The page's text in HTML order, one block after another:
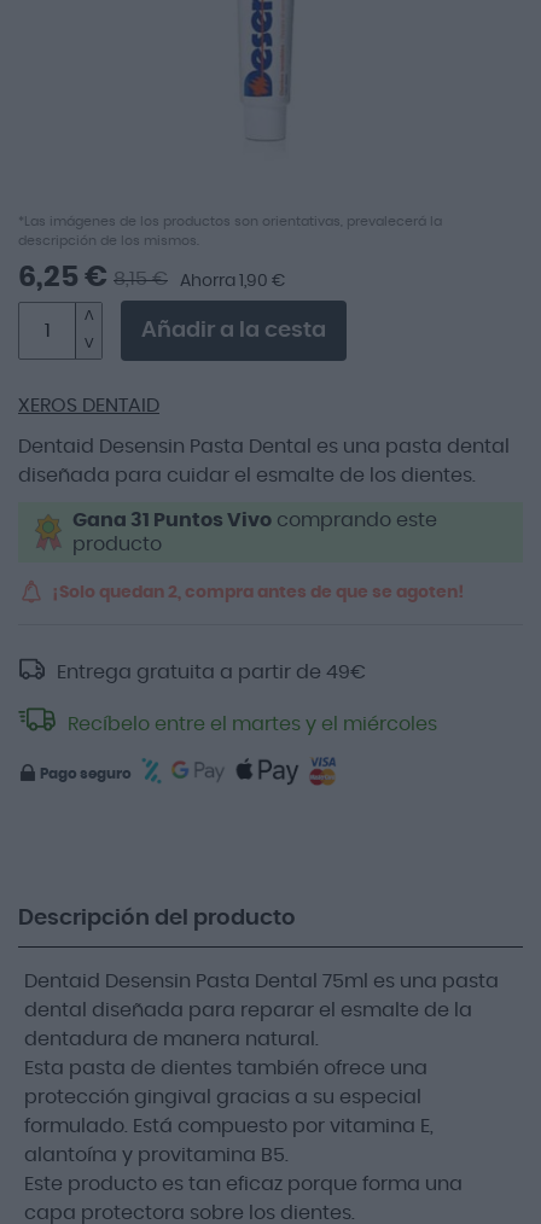
Saltar
al
comienzo
de
galería
de
*Las imágenes de los productos son orientativas, prevalecerá la
descripción de los mismos.
XEROS DENTAID
Dentaid Desensin Pasta Dental es una pasta dental
diseñada para cuidar el esmalte de los dientes.
Gana 31 Puntos Vivo comprando este
producto
6,25 € 8,15 € Ahorra 1,90 €
Añadir a la cesta
¡Solo quedan 2, compra antes de que se agoten!
Entrega gratuita a partir de 49€
Recíbelo entre el martes y el miércoles
Pago seguro
Descripción del producto
Dentaid Desensin Pasta Dental 75ml es una pasta
dental diseñada para reparar el esmalte de la
dentadura de manera natural.
Esta pasta de dientes también ofrece una
protección gingival gracias a su especial
formulado. Está compuesto por vitamina E,
alantoína y provitamina B5.
Este producto es tan eficaz porque forma una
capa protectora sobre los dientes.